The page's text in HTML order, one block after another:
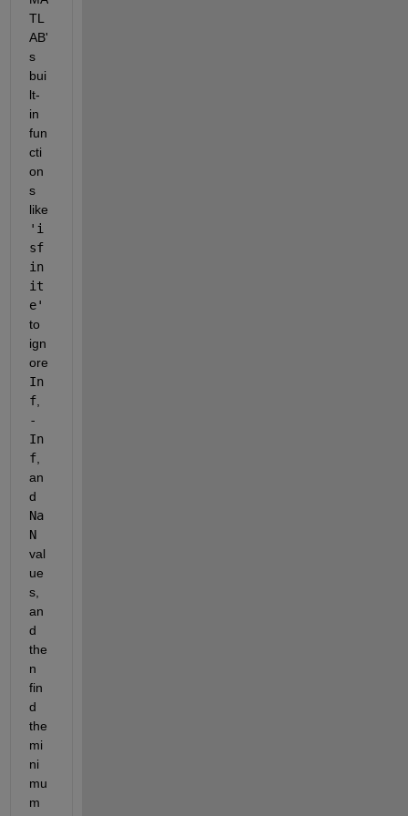
TL
AB'
s
bui
lt-
in
fun
cti
on
s
'i
sf
in
it
e'
to
ign
ore
In
f,
-
In
f,
an
d
Na
N
val
ue
s,
an
d
the
n
fin
d
the
mi
ni
mu
m